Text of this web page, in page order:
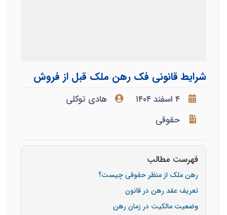
شرایط قانونی فک رهن ملک قبل از فروش
۴ اسفند ۱۴۰۴
هادی توکلی
حقوقی
فهرست مطالب
رهن ملک از منظر حقوقی چیست؟
تعریف عقد رهن در قانون
وضعیت مالکیت در زمان رهن